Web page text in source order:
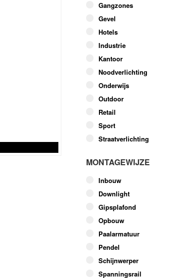
Gangzones
Gevel
Hotels
Industrie
Kantoor
Noodverlichting
Onderwijs
Outdoor
Retail
Sport
Straatverlichting
MONTAGEWIJZE
Inbouw
Downlight
Gipsplafond
Opbouw
Paalarmatuur
Pendel
Schijnwerper
Spanningsrail